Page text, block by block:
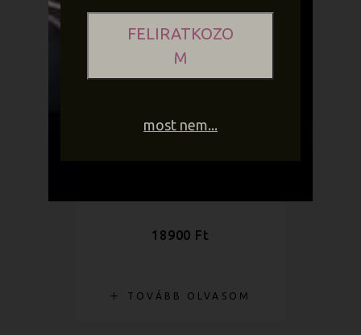
TOVÁBB OLVASOM
18900 Ft
FELIRATKOZO
M
most nem...